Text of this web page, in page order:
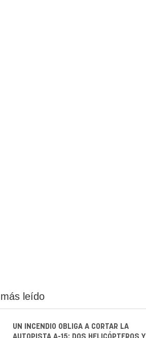
leído
UN INCENDIO OBLIGA A CORTAR LA